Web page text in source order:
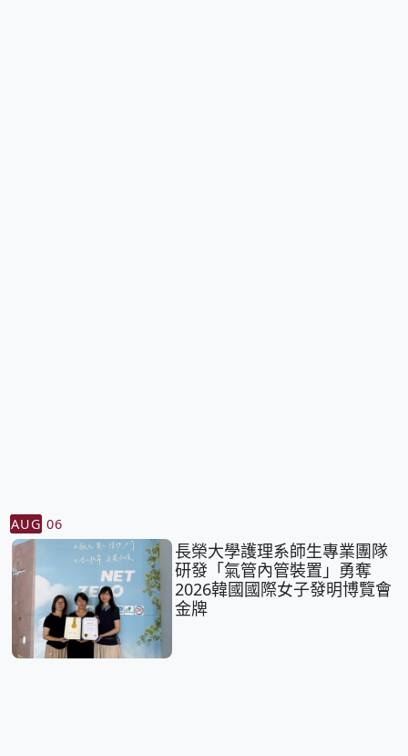
AUG 06
長榮大學護理系師生專業團隊
研發「氣管內管裝置」勇奪
2026韓國國際女子發明博覽會
金牌